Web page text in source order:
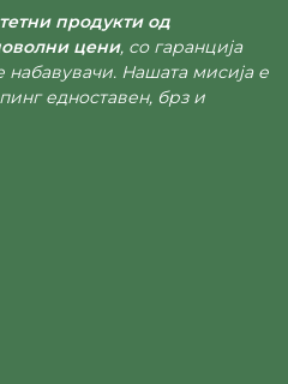
продукти од
цени, со гаранција
Нашата мисија е
едноставен, брз и